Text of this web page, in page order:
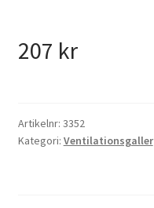
207 kr
Artikelnr: 3352
Kategori: Ventilationsgaller